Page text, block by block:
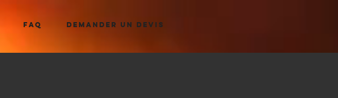
FAQ DEMANDER UN DEVIS